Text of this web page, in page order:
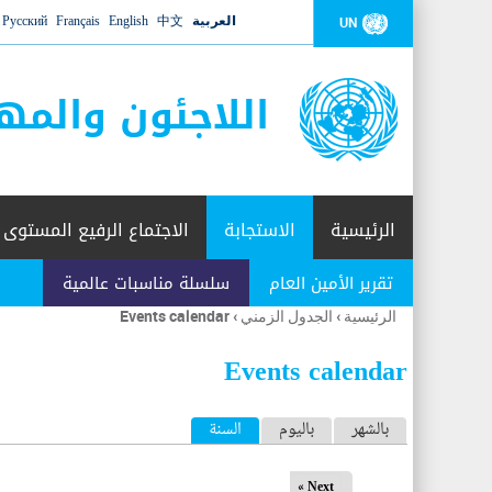
UN العربية 中文
English
Français
Русский
اللاجئون
الرئيسية الاستجابة
تقرير الأمين العام سلسلة مناسبات عالمية
الاجتماع الرفيع المستوى
أنت
هنا
الرئيسية › الجدول الزمني ›
Events calendar
Events calendar
ا بالشهر باليوم السنة (علامة التبويب النشطة)